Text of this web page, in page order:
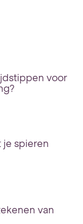
voor
je spieren
van